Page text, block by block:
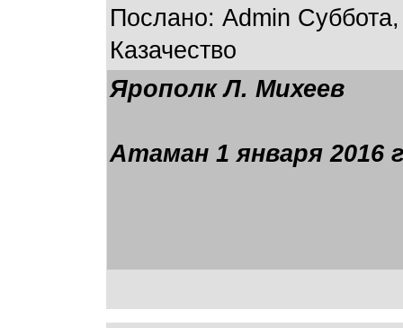
Послано: Admin
Казачество
Ярополк Л. Михеев
Атаман 1 января 2016